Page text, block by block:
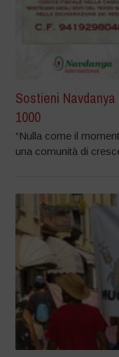
Sostieni
1000
“Nulla come il
una comunità di